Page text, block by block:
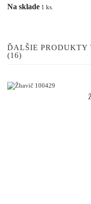
Na sklade 1 ks.
ĎALŠIE PRODUKTY
(16)